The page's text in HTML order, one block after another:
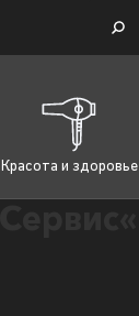
Красота и здоровье